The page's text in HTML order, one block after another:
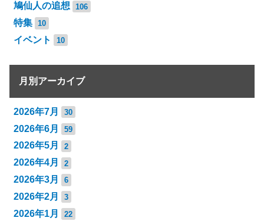
鳩仙人の追想 106
特集 10
イベント 10
月別アーカイブ
2026年7月 30
2026年6月 59
2026年5月 2
2026年4月 2
2026年3月 6
2026年2月 3
2026年1月 22